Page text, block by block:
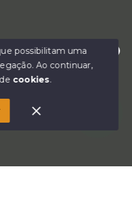
e encontre
Imobiliários - Todos
possibilitam uma
Ao continuar,
cookies.